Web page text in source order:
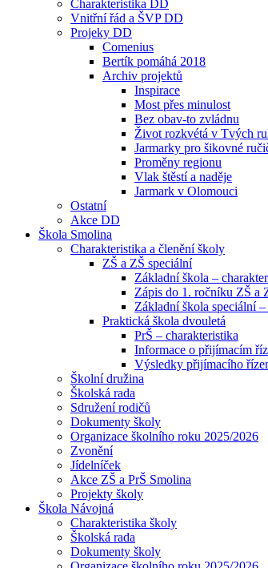
Charakteristika DD
Vnitřní řád a ŠVP DD
Projeky DD
Comenius
Bertík pomáhá 2018
Archiv projektů
Inspirace
Most přes minulost
Bez obav-to zvládnu
Život rozkvétá v Tvých
Jarmarky pro šikovné
Proměny regionu
Vlak štěstí a naděje
Jarmark v Olomouci
Ostatní
Akce DD
Škola Smolina
Charakteristika a členění školy
ZŠ a ZŠ speciální
Základní škola –
Zápis do 1. ročníku ZŠ a
Základní škola speciální
Praktická škola dvouletá
PrŠ – charakteristika
Informace o přijímacím
Výsledky přijímacího
Školní družina
Školská rada
Sdružení rodičů
Dokumenty školy
Organizace školního roku 2025/2026
Zvonění
Jídelníček
Akce ZŠ a PrŠ Smolina
Projekty školy
Škola Návojná
Charakteristika školy
Školská rada
Dokumenty školy